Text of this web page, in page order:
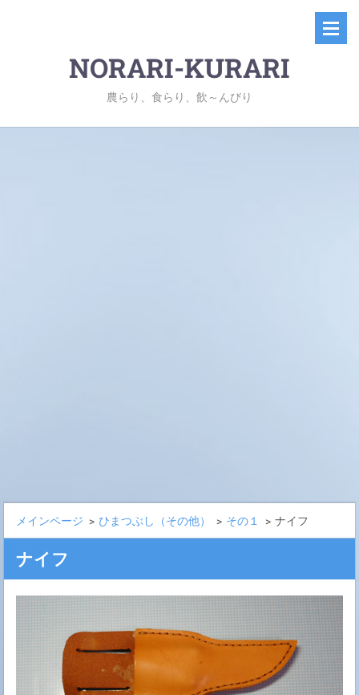
NORARI-KURARI
農らり、食らり、飲～んびり
メインページ > ひまつぶし（その他） > その１ > ナイフ
ナイフ